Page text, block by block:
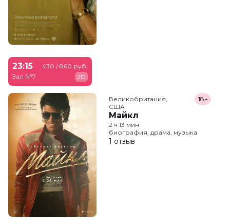
23:15
Зал №7
430 / 860 руб.
2D
Великобритания,
США
Майкл
18+
2 ч 13 мин
биография, драма, музыка
1 отзыв